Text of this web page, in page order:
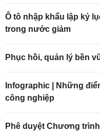
Ô tô nhập khẩu lập kỷ
trong nước giảm
Phục hồi, quản lý bền
Infographic | Những
công nghiệp
Phê duyệt Chương